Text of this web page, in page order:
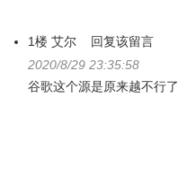
1楼艾尔
回复该留言
2020/8/29 23:35:58
谷歌这个源是原来越不行了